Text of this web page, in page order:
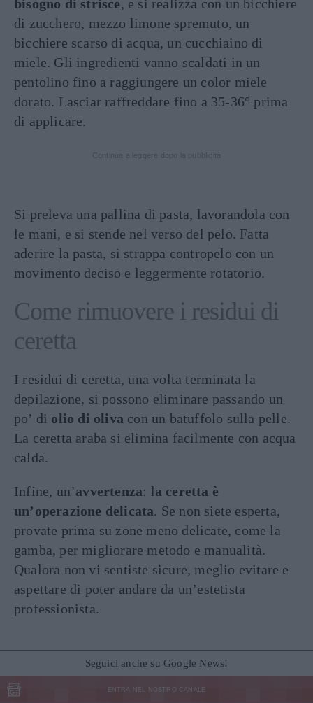
bisogno di strisce, e si realizza con un bicchiere
di zucchero, mezzo limone spremuto, un
bicchiere scarso di acqua, un cucchiaino di
miele. Gli ingredienti vanno scaldati in un
pentolino fino a raggiungere un color miele
dorato. Lasciar raffreddare fino a 35-36° prima
di applicare.
Si preleva una pallina di pasta, lavorandola con
le mani, e si stende nel verso del pelo. Fatta
aderire la pasta, si strappa contropelo con un
movimento deciso e leggermente rotatorio.
Come rimuovere i residui di
ceretta
I residui di ceretta, una volta terminata la
depilazione, si possono eliminare passando un
po’ di olio di oliva con un batuffolo sulla pelle.
La ceretta araba si elimina facilmente con acqua
calda.
Infine, un’avvertenza: la ceretta è
un’operazione delicata. Se non siete esperta,
provate prima su zone meno delicate, come la
gamba, per migliorare metodo e manualità.
Qualora non vi sentiste sicure, meglio evitare e
aspettare di poter andare da un’estetista
professionista.
Seguici anche su Google News!
ENTRA NEL NOSTRO CANALE